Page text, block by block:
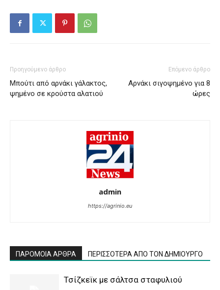
Προηγούμενο άρθρο
Μπούτι από αρνάκι γάλακτος,
ψημένο σε κρούστα αλατιού
Επόμενο άρθρο
Αρνάκι σιγοψημένο για 8
ώρες
admin
https://agrinio.eu
ΠΑΡΟΜΟΙΑ ΑΡΘΡΑ ΠΕΡΙΣΣΟΤΕΡΑ ΑΠΟ ΤΟΝ ΔΗΜΙΟΥΡΓΟ
Τσίζκεϊκ με σάλτσα σταφυλιού